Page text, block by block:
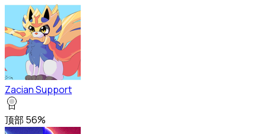
Zacian Support
顶部 56%